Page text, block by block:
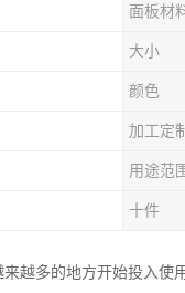
面板材
大小
颜色
加工定
用途范
十件
越多的地方开始投入